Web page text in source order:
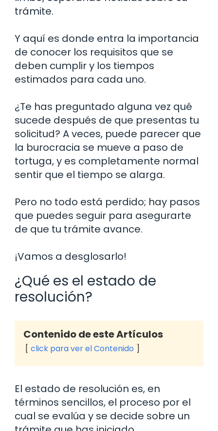
trámite.
Y aquí es donde entra la importancia
de conocer los requisitos que se
deben cumplir y los tiempos
estimados para cada uno.
¿Te has preguntado alguna vez qué
sucede después de que presentas tu
solicitud? A veces, puede parecer que
la burocracia se mueve a paso de
tortuga, y es completamente normal
sentir que el tiempo se alarga.
Pero no todo está perdido; hay pasos
que puedes seguir para asegurarte
de que tu trámite avance.
¡Vamos a desglosarlo!
¿Qué es el estado de
resolución?
Contenido de este Artículos
click para ver el Contenido
El estado de resolución es, en
términos sencillos, el proceso por el
cual se evalúa y se decide sobre un